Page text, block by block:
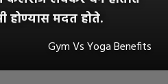
मदत होते.
Gym Vs Yoga Benefits